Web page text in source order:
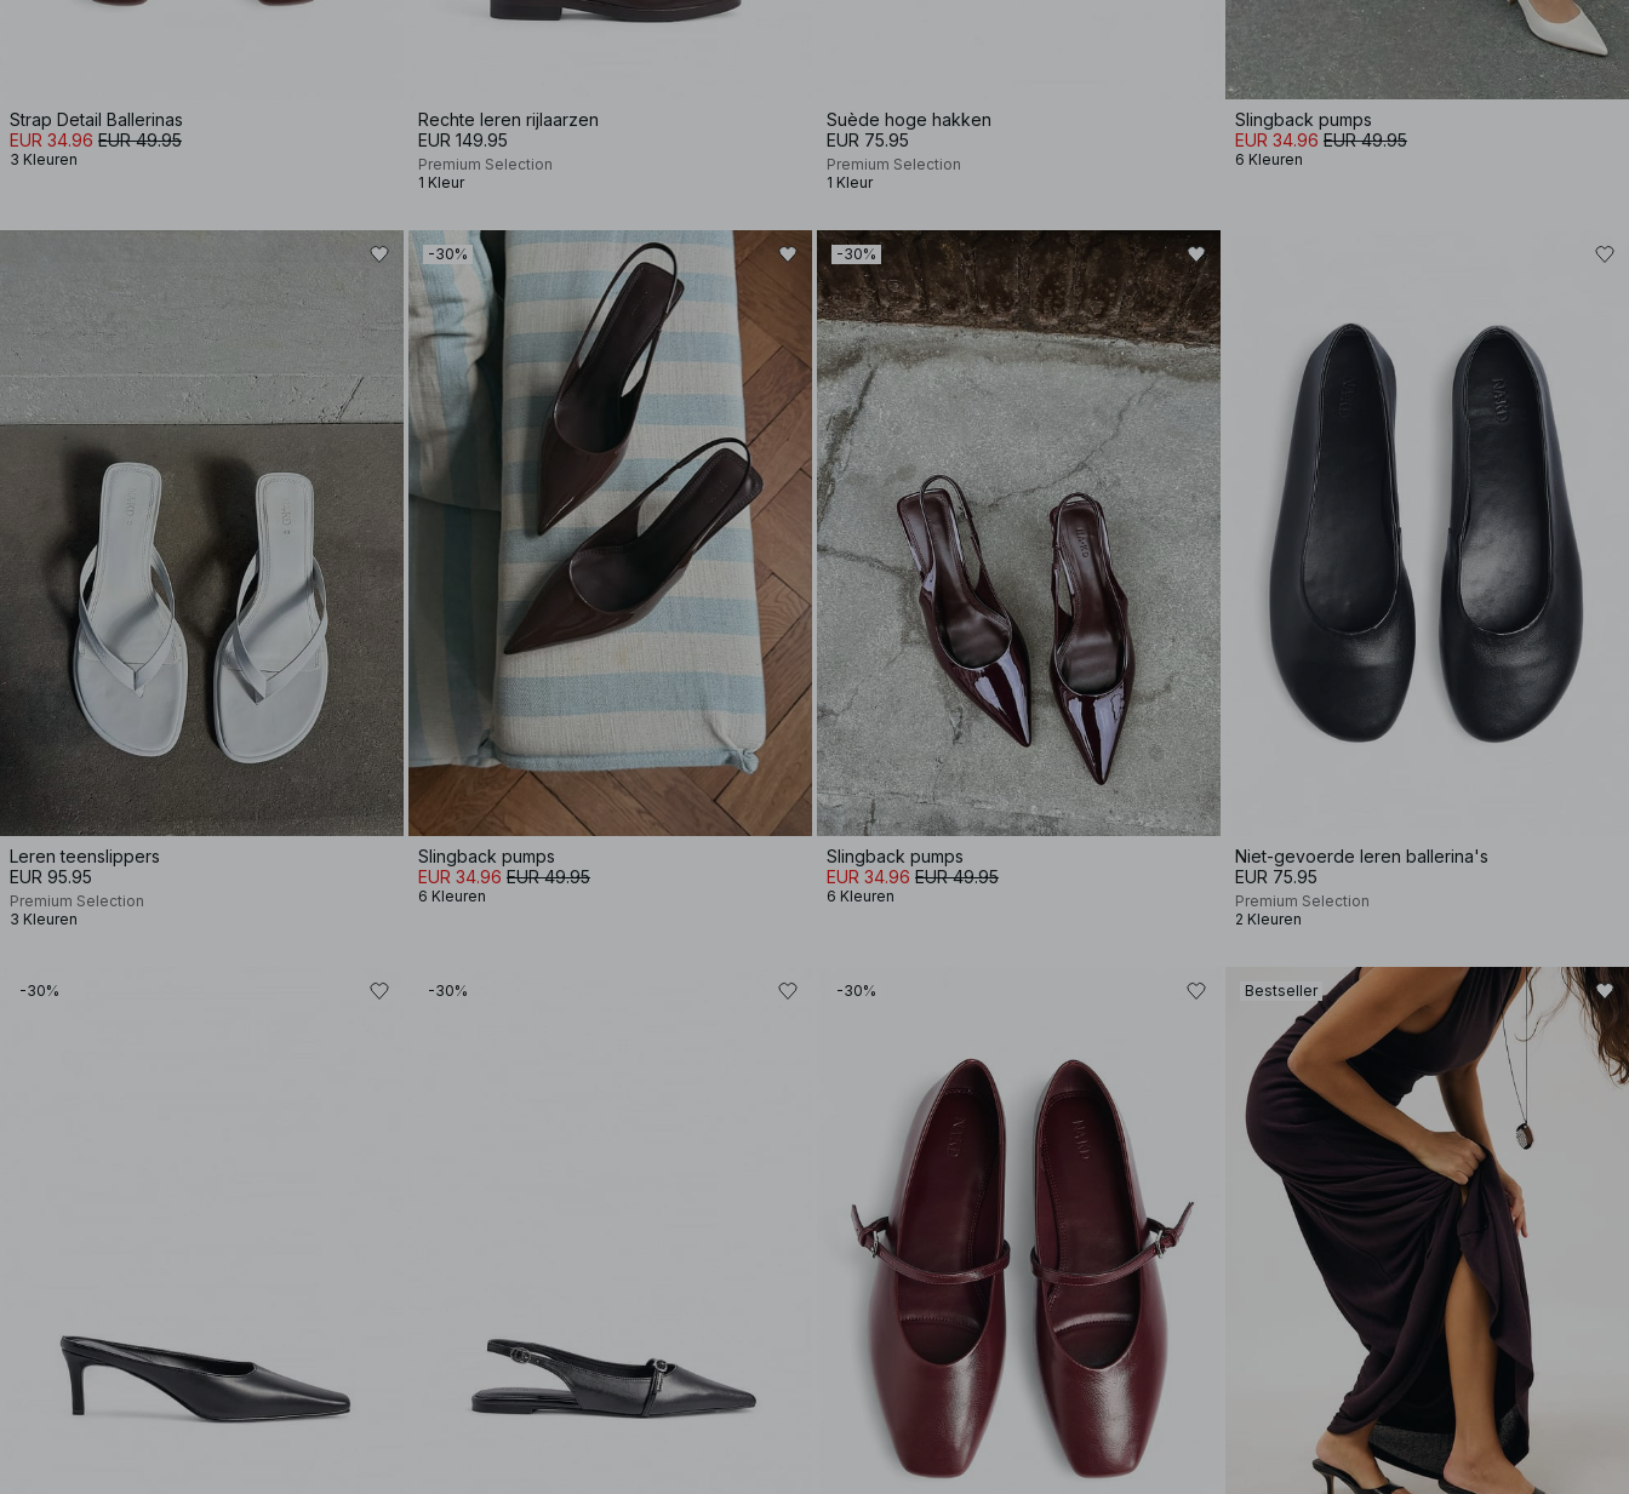
Strap Detail Ballerinas
EUR 34.96 EUR 49.95
3 Kleuren
Rechte leren rijlaarzen
EUR 149.95
Premium Selection
1 Kleur
Suède hoge hakken
EUR 75.95
Premium Selection
1 Kleur
Slingback pumps
EUR 34.96 EUR 49.95
6 Kleuren
Leren teenslippers
EUR 95.95
Premium Selection
3 Kleuren
-30%
Slingback pumps
EUR 34.96 EUR 49.95
6 Kleuren
-30%
Slingback pumps
EUR 34.96 EUR 49.95
6 Kleuren
Niet-gevoerde leren ballerina's
EUR 75.95
Premium Selection
2 Kleuren
-30% -30% -30% Bestseller